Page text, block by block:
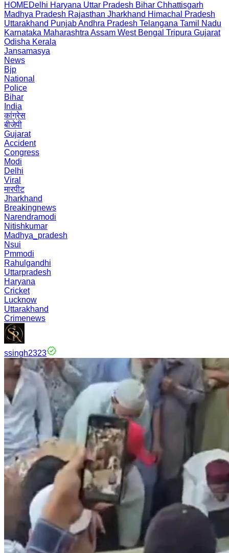
HOMEDelhi Haryana Uttar Pradesh Bihar Chhattisgarh
Madhya Pradesh Rajasthan Jharkhand Himachal Pradesh
Uttarakhand PunjabAndhra Pradesh Telangana Tamil Nadu
Karnataka Maharashtra Assam West Bengal Tripura Gujarat
Odisha Kerala
Jansamasya
News
Bjp
National
Police
Bihar
India
कांग्रेस
बीजेपी
Gujarat
Accident
Congress
Modi
Delhi
Viral
मारपीट
Jharkhand
Breakingnews
Narendramodi
Nitishkumar
Madhya_pradesh
Nsui
Pmmodi
Rahulgandhi
Uttarpradesh
Haryana
Cricket
Lucknow
Uttarakhand
Crimenews
ssingh2323